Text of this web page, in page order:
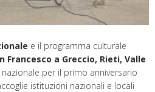
e il programma culturale
Francesco a Greccio, Rieti, Valle
nazionale per il primo anniversario
istituzioni nazionali e locali